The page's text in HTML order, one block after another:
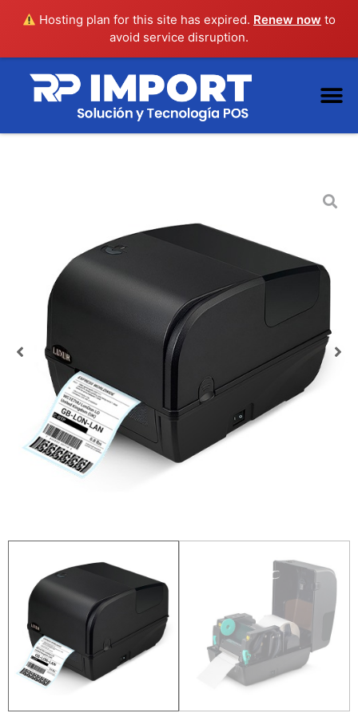
Hosting plan for this site has expired. Renew now to
avoid service disruption.